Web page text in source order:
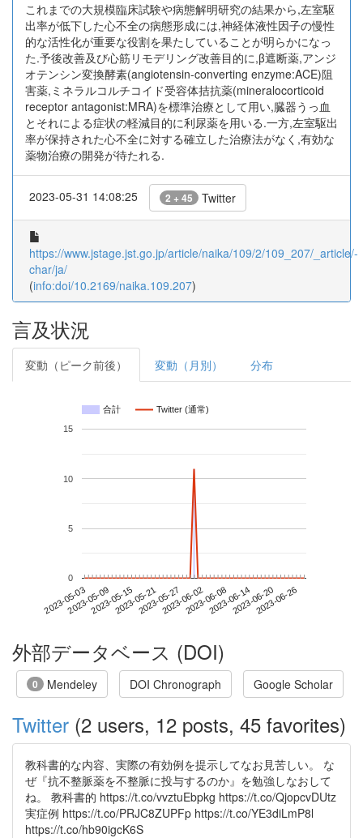
これまでの大規模臨床試験や病態解明研究の結果から,左室駆
出率が低下した心不全の病態形成には,神経体液性因子の慢性
的な活性化が重要な役割を果たしていることが明らかになっ
た.予後改善及び心筋リモデリング改善目的に,β遮断薬,アンジ
オテンシン変換酵素(angiotensin-converting enzyme:ACE)阻
害薬,ミネラルコルチコイド受容体拮抗薬(mineralocorticoid
receptor antagonist:MRA)を標準治療として用い,臓器うっ血
とそれによる症状の軽減目的に利尿薬を用いる.一方,左室駆出
率が保持された心不全に対する確立した治療法がなく,有効な
薬物治療の開発が待たれる.
2023-05-31 14:08:25 2 + 45 Twitter
https://www.jstage.jst.go.jp/article/naika/109/2/109_207/_article/-
char/ja/
(info:doi/10.2169/naika.109.207)
言及状況
変動（ピーク前後） 変動（月別） 分布
合計 Twitter (通常)
2023-05-032023-05-092023-05-152023-05-212023-05-272023-06-022023-06-082023-06-142023-06-202023-06-26
0
5
10
15
外部データベース (DOI)
0 Mendeley DOI Chronograph Google Scholar
Twitter (2 users, 12 posts, 45 favorites)
教科書的な内容、実際の有効例を提示してなお見苦しい。 な
ぜ『抗不整脈薬を不整脈に投与するのか』を勉強しなおして
ね。 教科書的 https://t.co/vvztuEbpkg https://t.co/QjopcvDUtz
実症例 https://t.co/PRJC8ZUPFp https://t.co/YE3diLmP8l
https://t.co/hb90igcK6S